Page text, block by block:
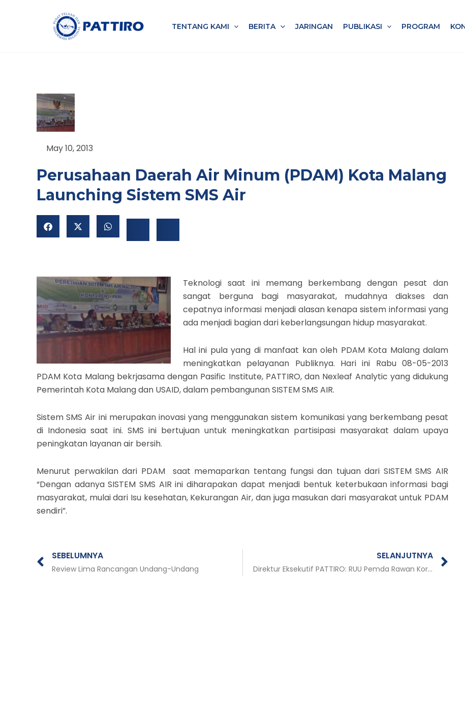
TENTANG KAMI BERITA JARINGAN PUBLIKASI PROGRAM
May 10, 2013
Perusahaan Daerah Air Minum (PDAM) Kota Malang
Launching Sistem SMS Air
Teknologi saat ini memang berkembang dengan pesat dan
sangat berguna bagi masyarakat, mudahnya diakses dan
cepatnya informasi menjadi alasan kenapa sistem informasi yang
ada menjadi bagian dari keberlangsungan hidup masyarakat.
Hal ini pula yang di manfaat kan oleh PDAM Kota Malang dalam
meningkatkan pelayanan Publiknya. Hari ini Rabu 08-05-2013
PDAM Kota Malang bekrjasama dengan Pasific Institute, PATTIRO, dan Nexleaf Analytic yang didukung
Pemerintah Kota Malang dan USAID, dalam pembangunan SISTEM SMS AIR.
Sistem SMS Air ini merupakan inovasi yang menggunakan sistem komunikasi yang berkembang pesat
di Indonesia saat ini. SMS ini bertujuan untuk meningkatkan partisipasi masyarakat dalam upaya
peningkatan layanan air bersih.
Menurut perwakilan dari PDAM saat memaparkan tentang fungsi dan tujuan dari SISTEM SMS AIR
“Dengan adanya SISTEM SMS AIR ini diharapakan dapat menjadi bentuk keterbukaan informasi bagi
masyarakat, mulai dari Isu kesehatan, Kekurangan Air, dan juga masukan dari masyarakat untuk PDAM
sendiri”.
Prev
SEBELUMNYA
Review Lima Rancangan Undang-Undang
SELANJUTNYA
Direktur Eksekutif PATTIRO: RUU Pemda Rawan Korupsi, Kepala Daerah Miliki Hak Teken APBD Tanpa Persetujuan DPRD